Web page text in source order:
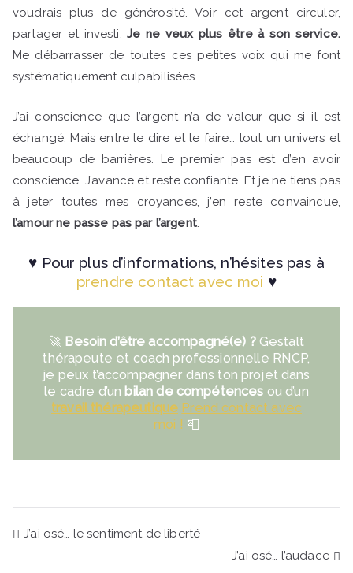
voudrais plus de générosité. Voir cet argent circuler,
partager et investi. Je ne veux plus être à son service.
Me débarrasser de toutes ces petites voix qui me font
systématiquement culpabilisées.
J’ai conscience que l’argent n’a de valeur que si il est
échangé. Mais entre le dire et le faire… tout un univers et
beaucoup de barrières. Le premier pas est d’en avoir
conscience. J’avance et reste confiante. Et je ne tiens pas
à jeter toutes mes croyances, j’en reste convaincue,
l’amour ne passe pas par l’argent.
♥ Pour plus d’informations, n’hésites pas à
prendre contact avec moi ♥
🚀 Besoin d’être accompagné(e) ?Gestalt
thérapeute et coach professionnelle RNCP,
je peux t’accompagner dans ton projet dans
le cadre d’un bilan de compétences ou d’un
travail thérapeutique Prend contact avec
moi ! 📮
Navigation
J’ai osé… le sentiment de liberté
J’ai osé… l’audace